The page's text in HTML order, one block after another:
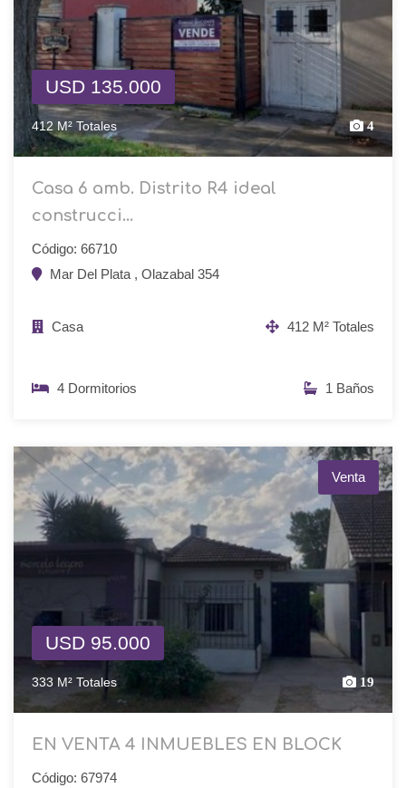
USD 135.000
412 M² Totales 4
Casa 6 amb. Distrito R4 ideal
construcci...
Código: 66710
Mar Del Plata , Olazabal 354
Casa 412 M² Totales
4 Dormitorios 1 Baños
Venta
USD 95.000
333 M² Totales 19
EN VENTA 4 INMUEBLES EN BLOCK
Código: 67974